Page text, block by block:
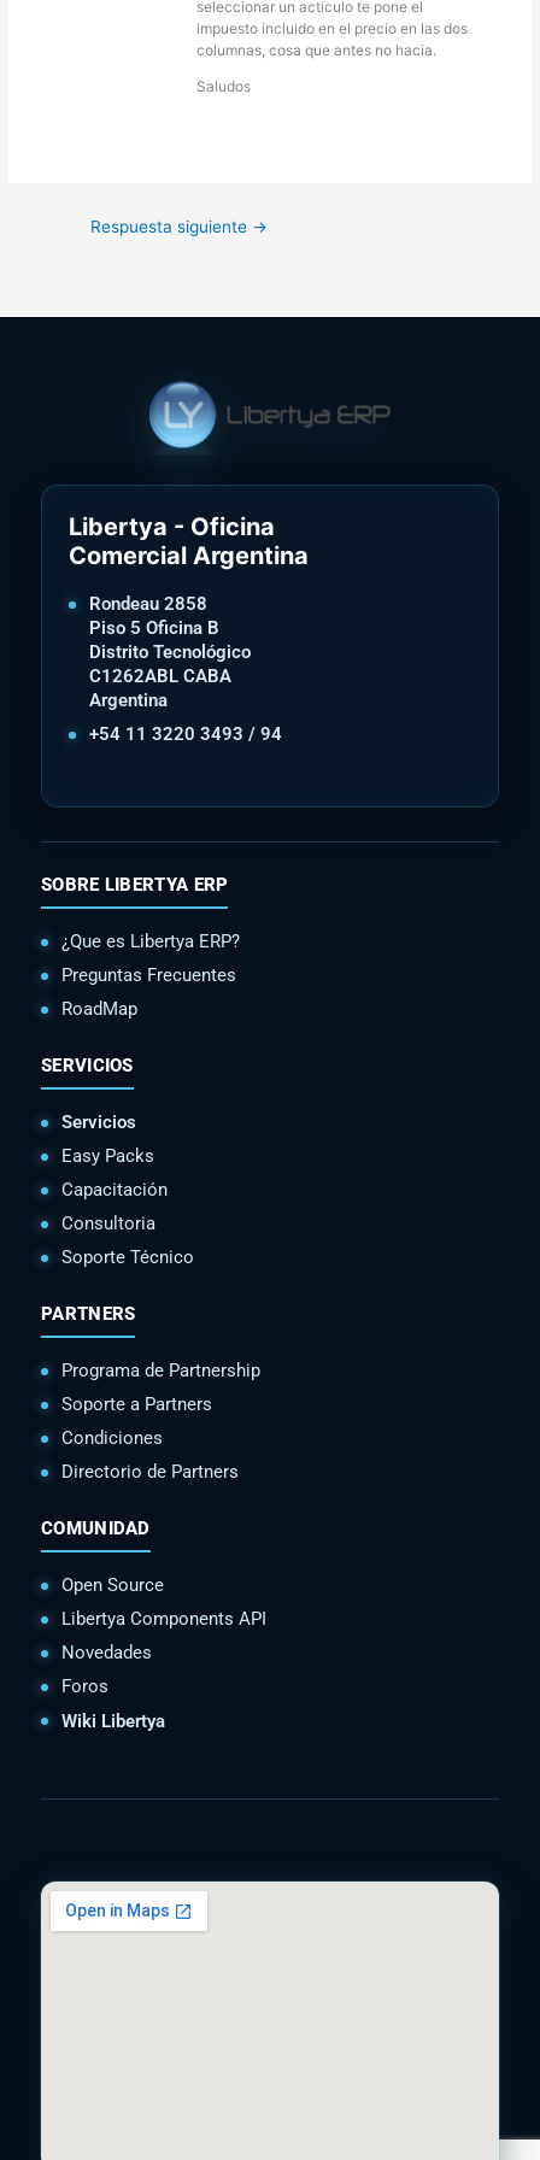
seleccionar un acticulo te pone el
impuesto incluido en el precio en las dos
columnas, cosa que antes no hacia.
Saludos
Respuesta siguiente →
Libertya - Oficina
Comercial Argentina
Rondeau 2858
Piso 5 Oficina B
Distrito Tecnológico
C1262ABL CABA
Argentina
+54 11 3220 3493 / 94
SOBRE LIBERTYA ERP
¿Que es Libertya ERP?
Preguntas Frecuentes
RoadMap
SERVICIOS
Servicios
Easy Packs
Capacitación
Consultoria
Soporte Técnico
PARTNERS
Programa de Partnership
Soporte a Partners
Condiciones
Directorio de Partners
COMUNIDAD
Open Source
Libertya Components API
Novedades
Foros
Wiki Libertya